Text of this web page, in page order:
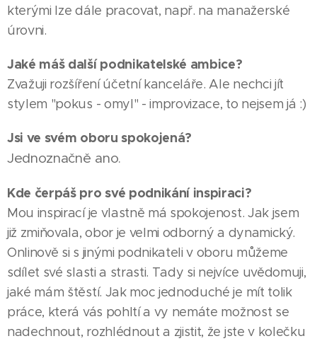
kterými lze dále pracovat, např. na manažerské
úrovni.
Jaké máš další podnikatelské ambice?
Zvažuji rozšíření účetní kanceláře. Ale nechci jít
stylem "pokus - omyl" - improvizace, to nejsem já :)
Jsi ve svém oboru spokojená?
Jednoznačně ano.
Kde čerpáš pro své podnikání inspiraci?
Mou inspirací je vlastně má spokojenost. Jak jsem
již zmiňovala, obor je velmi odborný a dynamický.
Onlinově si s jinými podnikateli v oboru můžeme
sdílet své slasti a strasti. Tady si nejvíce uvědomuji,
jaké mám štěstí. Jak moc jednoduché je mít tolik
práce, která vás pohltí a vy nemáte možnost se
nadechnout, rozhlédnout a zjistit, že jste v kolečku